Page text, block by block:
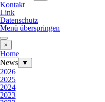
Kontakt
Link
Datenschutz
Menü überspringen
×
Home
News
▼
2026
2025
2024
2023